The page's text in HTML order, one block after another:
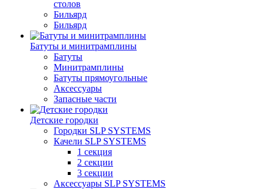
столов
Бильяpд
Бильяpд
Батуты и минитрамплины
Батуты
Минитрамплины
Батуты прямоугольные
Аксессуары
Запасные части
Детские городки
Городки SLP SYSTEMS
Качели SLP SYSTEMS
1 секция
2 секции
3 секции
Аксессуары SLP SYSTEMS